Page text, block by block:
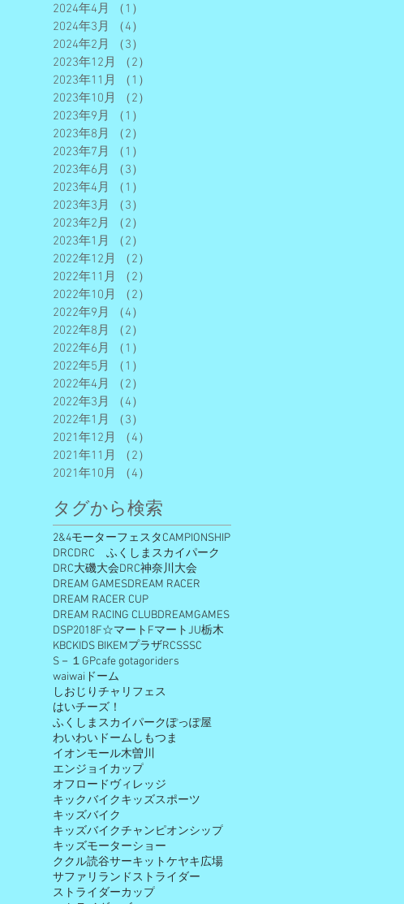
2024年4月
（1）
2024年3月
（4）
2024年2月
（3）
2023年12月
（2）
2023年11月
（1）
2023年10月
（2）
2023年9月
（1）
2023年8月
（2）
2023年7月
（1）
2023年6月
（3）
2023年4月
（1）
2023年3月
（3）
2023年2月
（2）
2023年1月
（2）
2022年12月
（2）
2022年11月
（2）
2022年10月
（2）
2022年9月
（4）
2022年8月
（2）
2022年6月
（1）
2022年5月
（1）
2022年4月
（2）
2022年3月
（4）
2022年1月
（3）
2021年12月
（4）
2021年11月
（2）
2021年10月
（4）
タグから検索
2&4モーターフェスタCAMPIONSHIP
DRCDRC ふくしまスカイパーク
DRC大磯大会DRC神奈川大会
DREAM GAMESDREAM RACER
DREAM RACER CUP
DREAM RACING CLUBDREAMGAMES
DSP2018F☆マート FマートJU栃木
KBCKIDS BIKEMプラザRCSSSC
S－１GPcafe gotagoriders
waiwaiドーム
しおじりチャリフェス
はいチーズ！
ふくしまスカイパークぽっぽ屋
わいわいドームしもつま
イオンモール木曽川
エンジョイカップ
オフロードヴィレッジ
キックバイクキッズスポーツ
キッズバイク
キッズバイクチャンピオンシップ
キッズモーターショー
ククル読谷サーキットケヤキ広場
サファリランドストライダー
ストライダーカップ